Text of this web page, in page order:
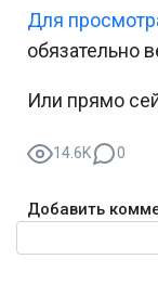
Для
обязательно
Или прямо
14.6K 0
Добавить